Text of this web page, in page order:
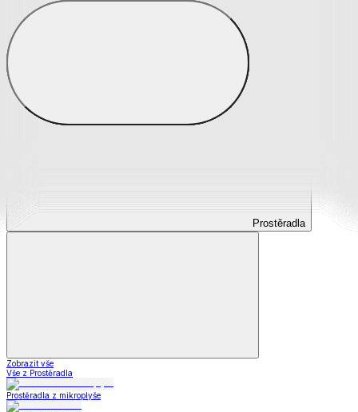
Prostěradla
Prostěradla
Zobrazit vše
Vše z Prostěradla
Prostěradla z mikroplyše